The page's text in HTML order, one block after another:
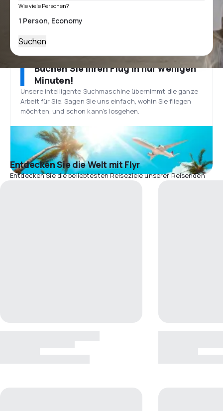
Wie viele Personen?
Suchen
Buchen Sie Ihren Flug in nur wenigen
Minuten!
Unsere intelligente Suchmaschine übernimmt die ganze
Arbeit für Sie. Sagen Sie uns einfach, wohin Sie fliegen
möchten, und schon kann’s losgehen.
Entdecken Sie die Welt mit Flyr
Entdecken Sie die beliebtesten Reiseziele unserer Reisenden